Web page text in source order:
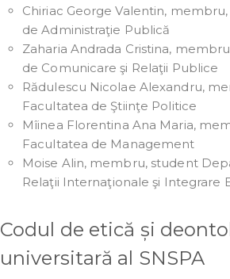
Chiriac George Valentin,
de Administraţie Publică
Zaharia Andrada Cristina,
de Comunicare şi Relaţii Publice
Rădulescu Nicolae Alexandru,
Facultatea de Ştiinţe Politice
Mîinea Florentina Ana Maria,
Facultatea de Management
Moise Alin, membru, student
Relaţii Internaţionale şi Integrare
Codul de etică și
universitară al SNSPA